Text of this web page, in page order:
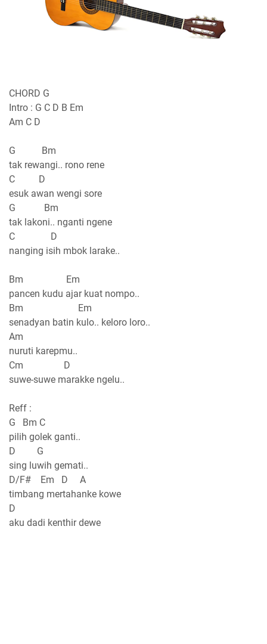
CHORD G
Intro : G C D B Em
Am C D
G Bm
tak rewangi.. rono rene
C D
esuk awan wengi sore
G Bm
tak lakoni.. nganti ngene
C D
nanging isih mbok larake..
Bm Em
pancen kudu ajar kuat nompo..
Bm Em
senadyan batin kulo.. keloro loro..
Am
nuruti karepmu..
Cm D
suwe-suwe marakke ngelu..
Reff :
G Bm C
pilih golek ganti..
D G
sing luwih gemati..
D/F# Em D A
timbang mertahanke kowe
D
aku dadi kenthir dewe